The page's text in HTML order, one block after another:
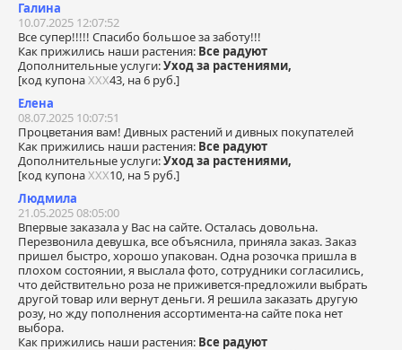
Галина
10.07.2025 12:07:52
Все супер!!!!! Спасибо большое за заботу!!!
Как прижились наши растения: Все радуют
Дополнительные услуги:Уход за растениями,
[код купонаХХХ43, на 6 руб.]
Елена
08.07.2025 10:07:51
Процветания вам! Дивных растений и дивных покупателей
Как прижились наши растения: Все радуют
Дополнительные услуги:Уход за растениями,
[код купонаХХХ10, на 5 руб.]
Людмила
21.05.2025 08:05:00
Впервые заказала у Вас на сайте. Осталась довольна.
Перезвонила девушка, все объяснила, приняла заказ. Заказ
пришел быстро, хорошо упакован. Одна розочка пришла в
плохом состоянии, я выслала фото, сотрудники согласились,
что действительно роза не приживется-предложили выбрать
другой товар или вернут деньги. Я решила заказать другую
розу, но жду пополнения ассортимента-на сайте пока нет
выбора.
Как прижились наши растения: Все радуют